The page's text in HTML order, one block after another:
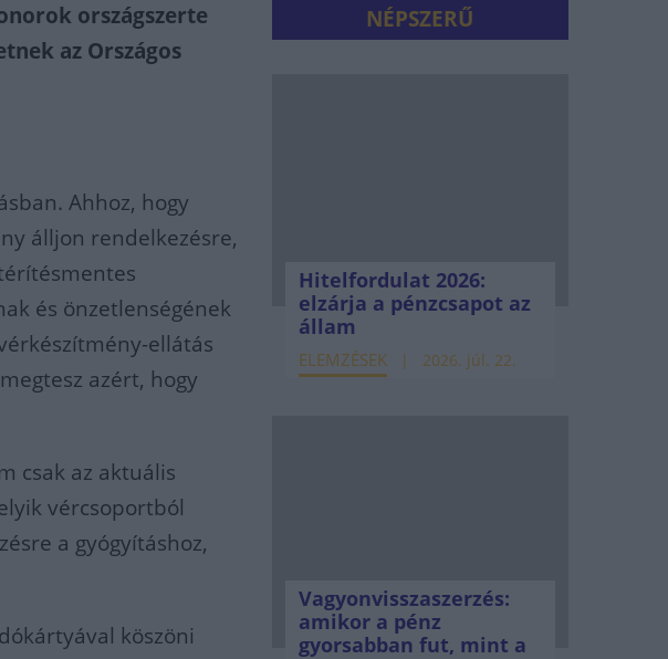
országszerte
az Országos
Ahhoz, hogy
álljon rendelkezésre,
és önzetlenségének
ellátás
azért, hogy
csak az aktuális
vércsoportból
a gyógyításhoz,
köszöni
NÉPSZERŰ
Hitelfordulat 2026:
elzárja a pénzcsapot az
állam
ELEMZÉSEK 2026. júl. 22.
Vagyonvisszaszerzés:
amikor a pénz
gyorsabban fut, mint a